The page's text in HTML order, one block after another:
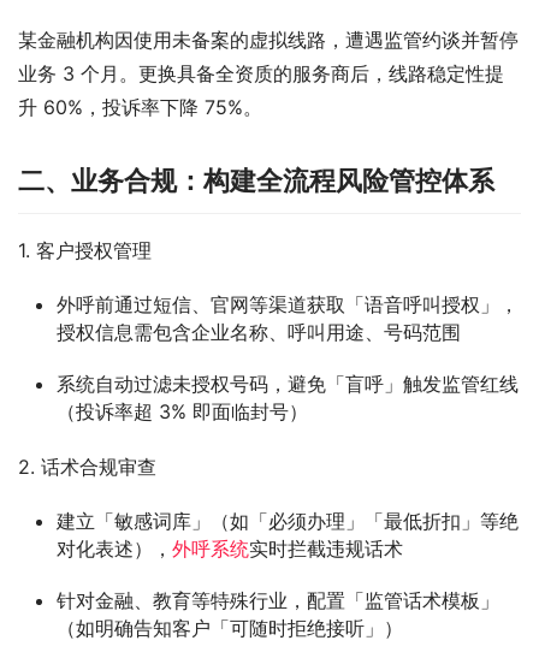
某金融机构因使用未备案的虚拟线路，遭遇监管约谈并暂停
业务 3 个月。更换具备全资质的服务商后，线路稳定性提
升 60%，投诉率下降 75%。​
二、业务合规：构建全流程风险管控体系​
1. 客户授权管理​
外呼前通过短信、官网等渠道获取「语音呼叫授权」，
授权信息需包含企业名称、呼叫用途、号码范围​
系统自动过滤未授权号码，避免「盲呼」触发监管红线
（投诉率超 3% 即面临封号）​
2. 话术合规审查​
建立「敏感词库」（如「必须办理」「最低折扣」等绝
对化表述）， 外呼系统实时拦截违规话术​
针对金融、教育等特殊行业，配置「监管话术模板」
（如明确告知客户「可随时拒绝接听」）​